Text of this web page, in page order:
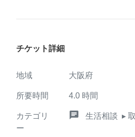
チケット詳細
地域 大阪府
所要時間 4.0 時間
カテゴリ
ー
chat 生活相談 ▸